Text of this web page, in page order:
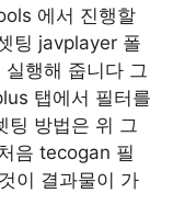
에서 진행할
팅 javplayer 폴
행해 줍니다 그
탭에서 필터를
팅 방법은 위 그
음 tecogan 필
이 결과물이 가